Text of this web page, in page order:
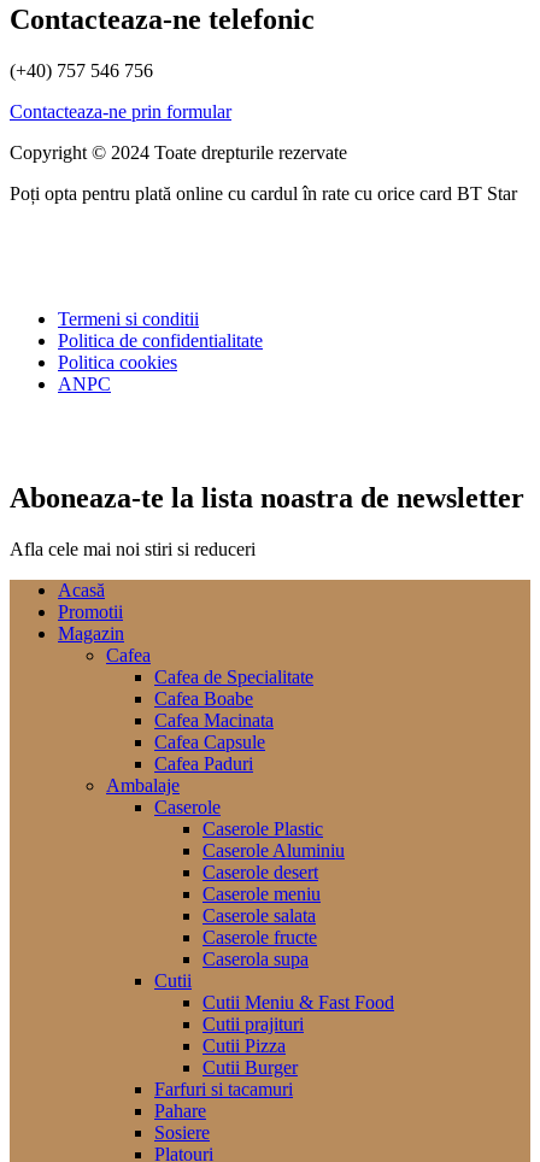
Contacteaza-ne telefonic
(+40) 757 546 756
Contacteaza-ne prin formular
Copyright © 2024 Toate drepturile rezervate
Poți opta pentru plată online cu cardul în rate cu orice card BT Star
Termeni si conditii
Politica de confidentialitate
Politica cookies
ANPC
Aboneaza-te la lista noastra de newsletter
Afla cele mai noi stiri si reduceri
Acasă
Promotii
Magazin
Cafea
Cafea de Specialitate
Cafea Boabe
Cafea Macinata
Cafea Capsule
Cafea Paduri
Ambalaje
Caserole
Caserole Plastic
Caserole Aluminiu
Caserole desert
Caserole meniu
Caserole salata
Caserole fructe
Caserola supa
Cutii
Cutii Meniu & Fast Food
Cutii prajituri
Cutii Pizza
Cutii Burger
Farfuri si tacamuri
Pahare
Sosiere
Platouri